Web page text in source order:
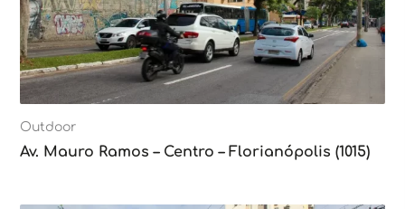
Outdoor
Av. Mauro Ramos – Centro – Florianópolis (1015)